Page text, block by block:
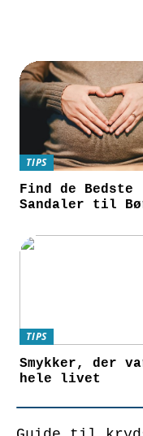
TIPS
Find de Bedste
Sandaler til
TIPS
Smykker, der
hele livet